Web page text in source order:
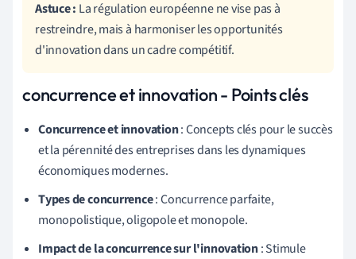
Astuce : La régulation européenne ne vise pas à
restreindre, mais à harmoniser les opportunités
d'innovation dans un cadre compétitif.
concurrence et innovation - Points clés
Concurrence et innovation: Concepts clés pour le succès
et la pérennité des entreprises dans les dynamiques
économiques modernes.
Types de concurrence: Concurrence parfaite,
monopolistique, oligopole et monopole.
Impact de la concurrence sur l'innovation: Stimule